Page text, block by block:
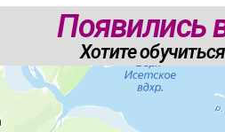
Появились
Хотите